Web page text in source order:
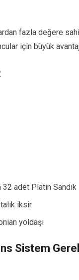
fazla değere
için büyük
32 adet Platin Sandık
iksir
yoldaşı
Sistem